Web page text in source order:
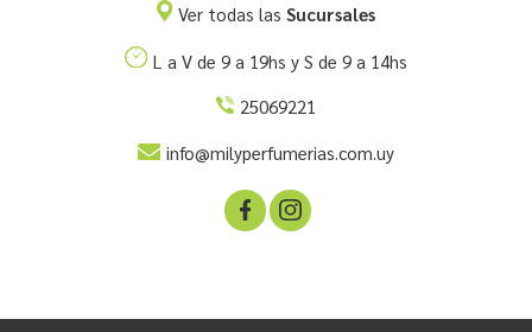
Ver todas las Sucursales
L a V de 9 a 19hs y S de 9 a 14hs
25069221
info@milyperfumerias.com.uy